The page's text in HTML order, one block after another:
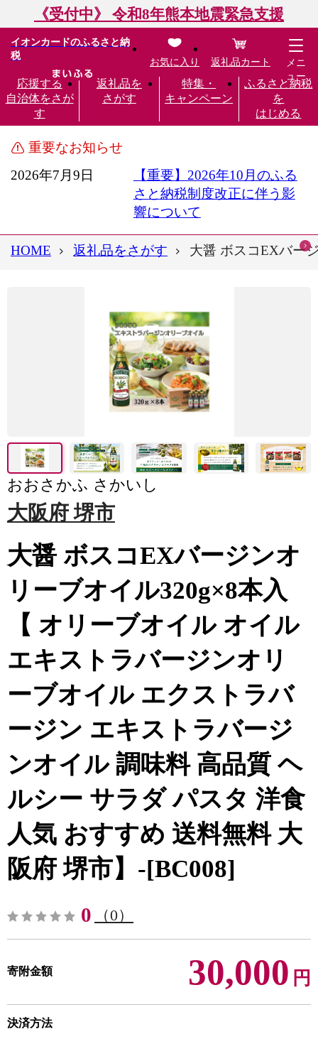
《受付中》 令和8年熊本地震緊急支援
イオンカードのふるさと納
税
応援する
自治体をさが
す
返礼品を
さがす
特集・
キャンペーン
ふるさと納税
を
はじめる
お気に入り 返礼品カート
メニ
ュー
重要なお知らせ
2026年7月9日
【重要】2026年10月のふる
さと納税制度改正に伴う影
響について
HOME 返礼品をさがす 大醤 ボスコEXバー
おおさかふ さかいし
大阪府 堺市
大醤 ボスコEXバージンオ
リーブオイル320g×8本入
【 オリーブオイル オイル
エキストラバージンオリ
ーブオイル エクストラバ
ージン エキストラバージ
ンオイル 調味料 高品質 ヘ
ルシー サラダ パスタ 洋食
人気 おすすめ 送料無料 大
阪府 堺市】-[BC008]
0 （0）
寄附金額 30,000 円
決済方法